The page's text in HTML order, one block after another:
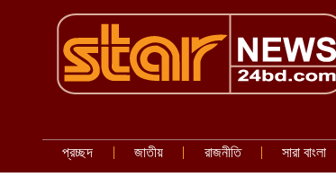
প্রচ্ছদ জাতীয় রাজনীতি সারা বাংলা